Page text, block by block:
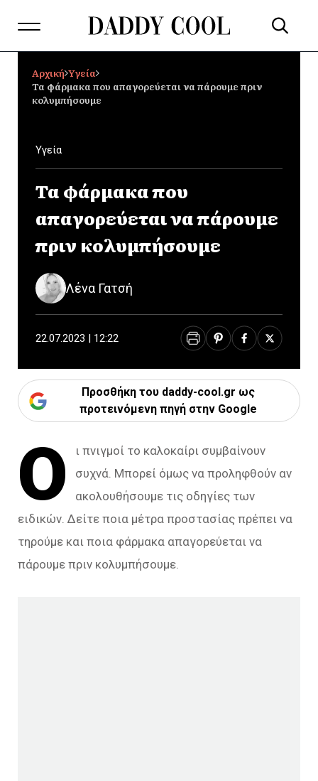
Αρχική Υγεία
Τα φάρμακα που απαγορεύεται να πάρουμε πριν
κολυμπήσουμε
Υγεία
Τα φάρμακα που
απαγορεύεται να πάρουμε
πριν κολυμπήσουμε
Λένα Γατσή
22.07.2023 | 12:22
Προσθήκη του daddy-cool.gr ως
προτεινόμενη πηγή στην Google
Ο
ι πνιγμοί το καλοκαίρι συμβαίνουν
συχνά. Μπορεί όμως να προληφθούν αν
ακολουθήσουμε τις οδηγίες των
ειδικών. Δείτε ποια μέτρα προστασίας πρέπει να
τηρούμε και ποια φάρμακα απαγορεύεται να
πάρουμε πριν κολυμπήσουμε.